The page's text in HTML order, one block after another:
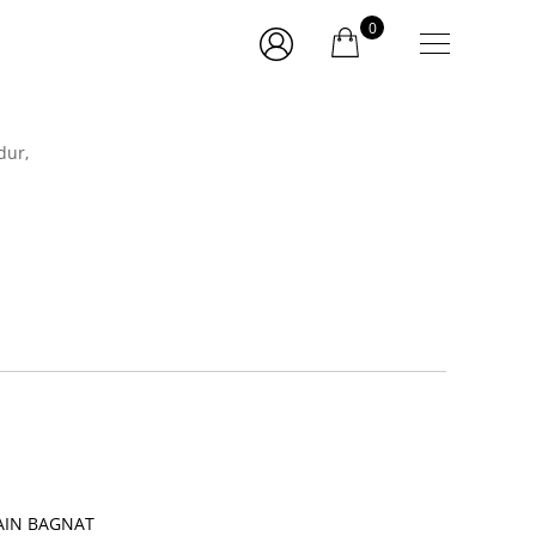
0
BAGNAT